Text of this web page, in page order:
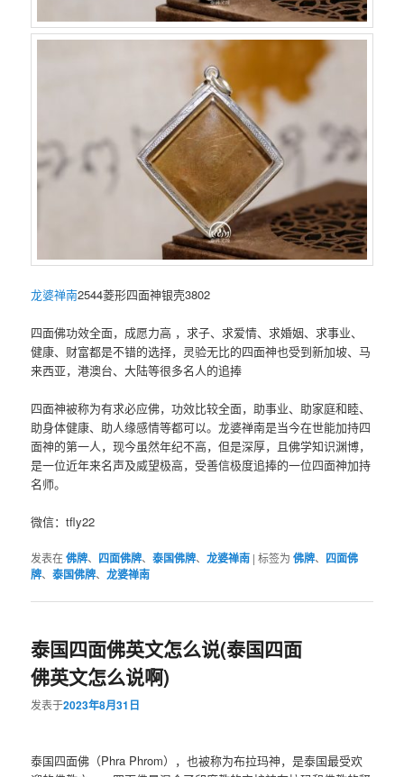
龙婆禅南2544菱形四面神银壳3802
四面佛功效全面，成愿力高 ，求子、求爱情、求婚姻、求事业、
健康、财富都是不错的选择，灵验无比的四面神也受到新加坡、马
来西亚，港澳台、大陆等很多名人的追捧
四面神被称为有求必应佛，功效比较全面，助事业、助家庭和睦、
助身体健康、助人缘感情等都可以。龙婆禅南是当今在世能加持四
面神的第一人，现今虽然年纪不高，但是深厚，且佛学知识渊博，
是一位近年来名声及威望极高，受善信极度追捧的一位四面神加持
名师。
微信：tfly22
发表在佛牌、 四面佛牌、泰国佛牌、龙婆禅南 |标签为 佛牌、 四面佛
牌、泰国佛牌、龙婆禅南
泰国四面佛英文怎么说(泰国四面
佛英文怎么说啊)
发表于2023年8月31日
泰国四面佛（Phra Phrom），也被称为布拉玛神，是泰国最受欢